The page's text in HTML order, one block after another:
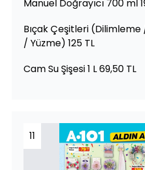
Manuel Doğrayıcı 700 ml
Bıçak Çeşitleri (Dilimleme
/ Yüzme) 125 TL
Cam Su Şişesi 1 L 69,50 TL
11